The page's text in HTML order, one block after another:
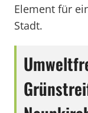
Element für
Stadt.